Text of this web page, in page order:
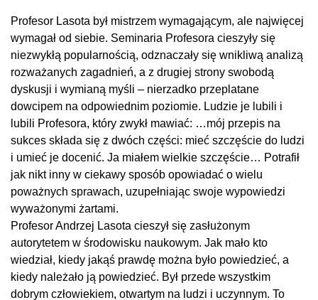
Profesor Lasota był mistrzem wymagającym, ale najwięcej
wymagał od siebie. Seminaria Profesora cieszyły się
niezwykłą popularnością, odznaczały się wnikliwą analizą
rozważanych zagadnień, a z drugiej strony swobodą
dyskusji i wymianą myśli – nierzadko przeplatane
dowcipem na odpowiednim poziomie. Ludzie je lubili i
lubili Profesora, który zwykł mawiać: …mój przepis na
sukces składa się z dwóch części: mieć szczęście do ludzi
i umieć je docenić. Ja miałem wielkie szczęście… Potrafił
jak nikt inny w ciekawy sposób opowiadać o wielu
poważnych sprawach, uzupełniając swoje wypowiedzi
wyważonymi żartami.
Profesor Andrzej Lasota cieszył się zasłużonym
autorytetem w środowisku naukowym. Jak mało kto
wiedział, kiedy jakąś prawdę można było powiedzieć, a
kiedy należało ją powiedzieć. Był przede wszystkim
dobrym człowiekiem, otwartym na ludzi i uczynnym. To